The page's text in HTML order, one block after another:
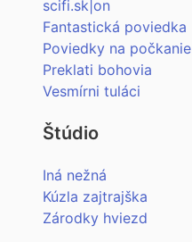
scifi.sk|on
Fantastická poviedka
Poviedky na počkanie
Preklati bohovia
Vesmírni tuláci
Štúdio
Iná nežná
Kúzla zajtrajška
Zárodky hviezd